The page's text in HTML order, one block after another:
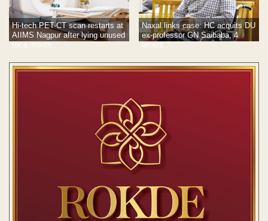
Hi-tech PET-CT scan restarts at
AIIMS Nagpur after lying unused
for a month
Naxal links case: HC acquits DU
ex-professor GN Saibaba, 4
others